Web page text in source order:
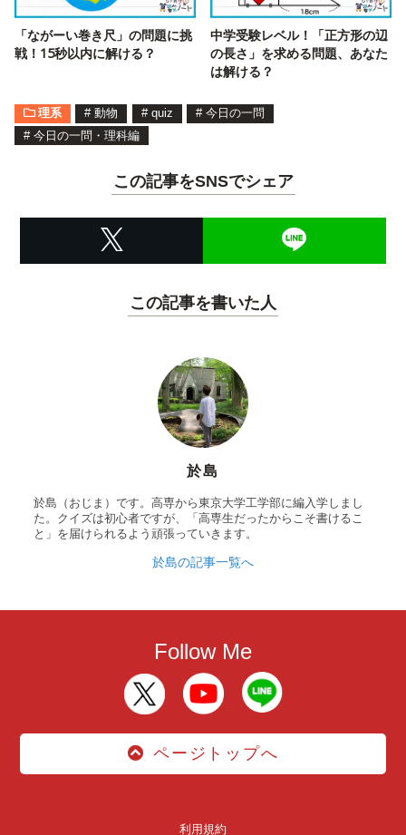
「ながーい巻き尺」の問題に挑
戦！15秒以内に解ける？
中学受験レベル！「正方形の辺
の長さ」を求める問題、あなた
は解ける？
理系 # 動物 # quiz # 今日の一問
# 今日の一問・理科編
この記事をSNSでシェア
この記事を書いた人
於島
於島（おじま）です。高専から東京大学工学部に編入学しまし
た。クイズは初心者ですが、「高専生だったからこそ書けるこ
と」を届けられるよう頑張っていきます。
於島の記事一覧へ
Follow Me
ページトップへ
利用規約